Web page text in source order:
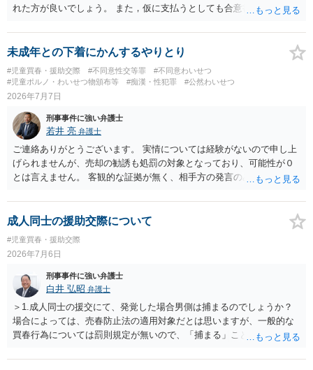
れた方が良いでしょう。 また，仮に支払うとしても合意書を交わし，
面を作成したうえで支払いをする必要があるでしょう。 一度弁護士に
相談をされた方が良いかと思われます。
未成年との下着にかんするやりとり
#児童買春・援助交際 #不同意性交等罪
#不同意わいせつ
#児童ポルノ・わいせつ物頒布等
#痴漢・性犯罪 #公然わいせつ
2026年7月7日
刑事事件に強い弁護士
若井 亮 弁護士
ご連絡ありがとうございます。 実情については経験がないので申し上
げられませんが、売却の勧誘も処罰の対象となっており、可能性が０
とは言えません。 客観的な証拠が無く、相手方の発言のみで逮捕され
成人同士の援助交際について
#児童買春・援助交際
2026年7月6日
刑事事件に強い弁護士
白井 弘昭 弁護士
＞1.成人同士の援交にて、発覚した場合男側は捕まるのでしょうか？
場合によっては、売春防止法の適用対象だとは思いますが、一般的な
買春行為については罰則規定が無いので、「捕まる」ことは無いと思
のですが、プレゼント感覚で金品を与えた場合も援交になってしまう